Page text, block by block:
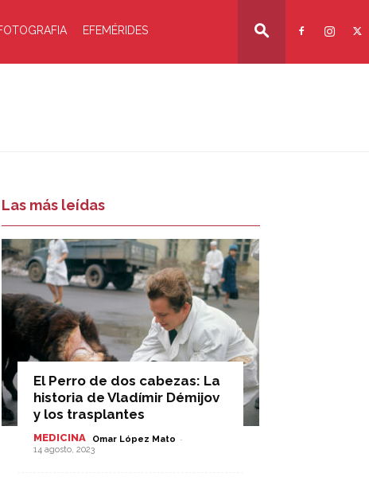
EFEMÉRIDES
Las más leídas
El Perro de dos cabezas: La
historia de Vladímir Démijov
y los trasplantes
MEDICINA Omar López Mato -
14 agosto, 2023